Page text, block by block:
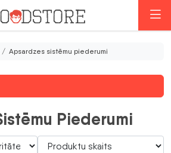
/ Apsardzes sistēmu piederumi
Piederumi